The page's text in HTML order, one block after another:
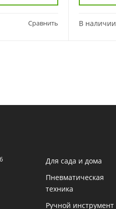
Сравнить В наличии
Для сада и дома
Пневматическая
техника
Ручной инструмент